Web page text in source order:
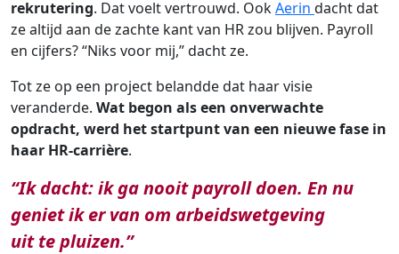
rekrutering. Dat voelt vertrouwd. OokAerin dacht dat
ze altijd aan de zachte kant van HR zou blijven. Payroll
en cijfers? “Niks voor mij,” dacht ze.
Tot ze op een project belandde dat haar visie
veranderde. Wat begon als een onverwachte
opdracht, werd het startpunt van een nieuwe fase in
haar HR-carrière.
“Ik dacht: ik ga nooit payroll doen. En nu
geniet ik er van om arbeidswetgeving
uit te pluizen.”